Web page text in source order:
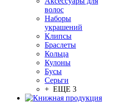
волос
Наборы
украшений
Клипсы
Браслеты
Кольца
Кулоны
Бусы
Серьги
+ ЕЩЕ 3